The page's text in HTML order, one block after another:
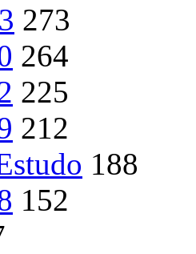
273
264
225
212
188
152